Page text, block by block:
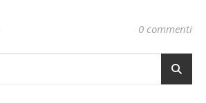
0 commenti